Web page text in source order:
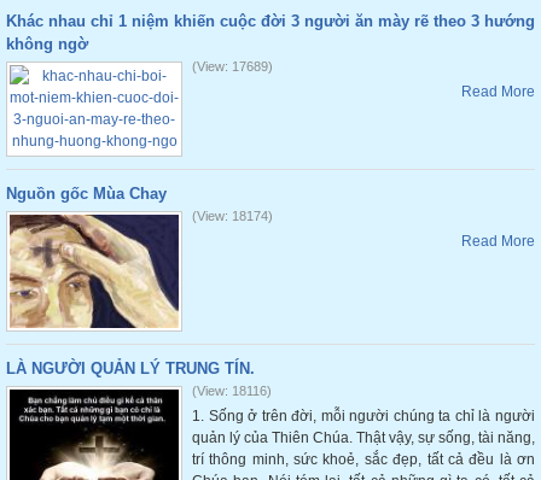
Khác nhau chỉ 1 niệm khiến cuộc đời 3 người ăn mày rẽ theo 3 hướng
không ngờ
(View: 17689)
Read More
Nguồn gốc Mùa Chay
(View: 18174)
Read More
LÀ NGƯỜI QUẢN LÝ TRUNG TÍN.
(View: 18116)
1. Sống ở trên đời, mỗi người chúng ta chỉ là người
quản lý của Thiên Chúa. Thật vậy, sự sống, tài năng,
trí thông minh, sức khoẻ, sắc đẹp, tất cả đều là ơn